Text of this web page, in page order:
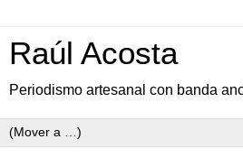
Raúl Acosta
Periodismo artesanal con banda